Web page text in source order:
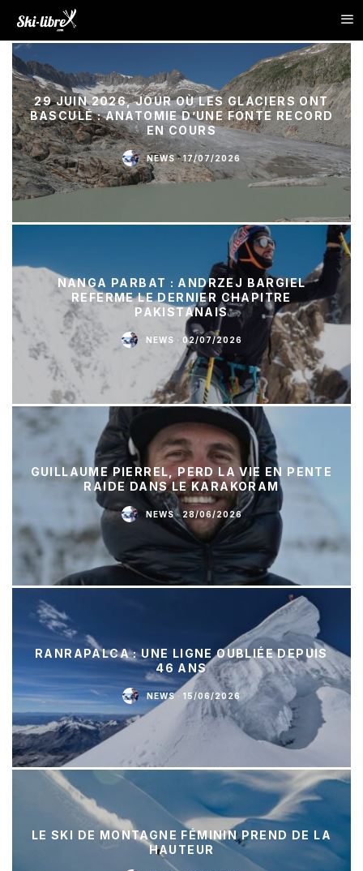
29 JUIN 2026, JOUR OÙ LES GLACIERS ONT
BASCULÉ : ANATOMIE D’UNE FONTE RECORD
EN COURS
NEWS · 17/07/2026
NANGA PARBAT : ANDRZEJ BARGIEL
REFERME LE DERNIER CHAPITRE
PAKISTANAIS
NEWS · 02/07/2026
GUILLAUME PIERREL, PERD LA VIE EN PENTE
RAIDE DANS LE KARAKORAM
NEWS · 28/06/2026
RANRAPALCA : UNE LIGNE OUBLIÉE DEPUIS
46 ANS
NEWS · 15/06/2026
LE SKI DE MONTAGNE FÉMININ PREND DE LA
HAUTEUR